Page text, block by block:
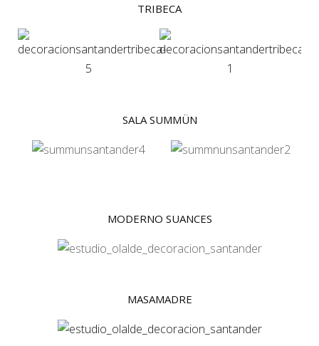
TRIBECA
SALA SUMMÜN​
MODERNO SUANCES
MASAMADRE